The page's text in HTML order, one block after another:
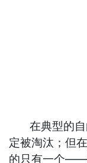
在典型的自
定被淘汰；但
的只有一个——